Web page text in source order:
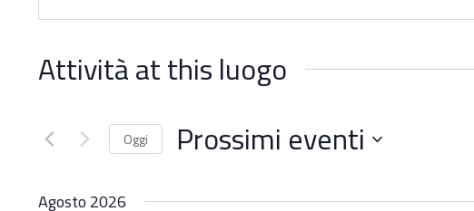
Attività at this luogo
Oggi Prossimi eventi
la
Agosto 2026